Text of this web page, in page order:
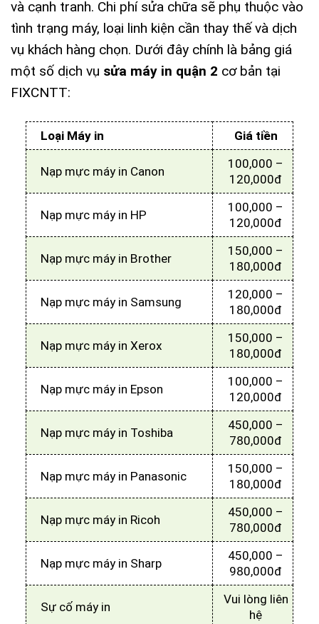
và cạnh tranh. Chi phí sửa chữa sẽ phụ thuộc vào
tình trạng máy, loại linh kiện cần thay thế và dịch
vụ khách hàng chọn. Dưới đây chính là bảng giá
một số dịch vụ sửa máy in quận 2 cơ bản tại
FIXCNTT:
Loại Máy in Giá tiền
Nạp mực máy in Canon
100,000 –
120,000đ
Nạp mực máy in HP
100,000 –
120,000đ
Nạp mực máy in Brother
150,000 –
180,000đ
Nạp mực máy in Samsung
120,000 –
180,000đ
Nạp mực máy in Xerox
150,000 –
180,000đ
Nạp mực máy in Epson
100,000 –
120,000đ
Nạp mực máy in Toshiba
450,000 –
780,000đ
Nạp mực máy in Panasonic
150,000 –
180,000đ
Nạp mực máy in Ricoh
450,000 –
780,000đ
Nạp mực máy in Sharp
450,000 –
980,000đ
Sự cố máy in
Vui lòng liên
hệ